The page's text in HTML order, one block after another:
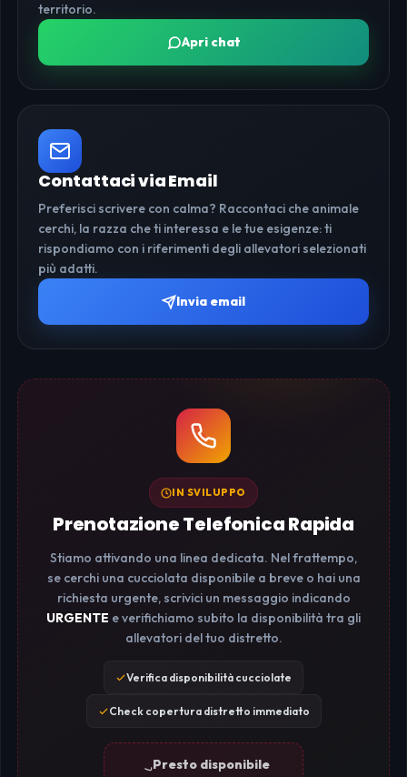
territorio.
Apri chat
Contattaci via Email
Preferisci scrivere con calma? Raccontaci che animale
cerchi, la razza che ti interessa e le tue esigenze: ti
rispondiamo con i riferimenti degli allevatori selezionati
più adatti.
Invia email
IN SVILUPPO
Prenotazione Telefonica Rapida
Stiamo attivando una linea dedicata. Nel frattempo,
se cerchi una cucciolata disponibile a breve o hai una
richiesta urgente, scrivici un messaggio indicando
URGENTE e verifichiamo subito la disponibilità tra gli
allevatori del tuo distretto.
Verifica disponibilità cucciolate
Check copertura distretto immediato
Presto disponibile